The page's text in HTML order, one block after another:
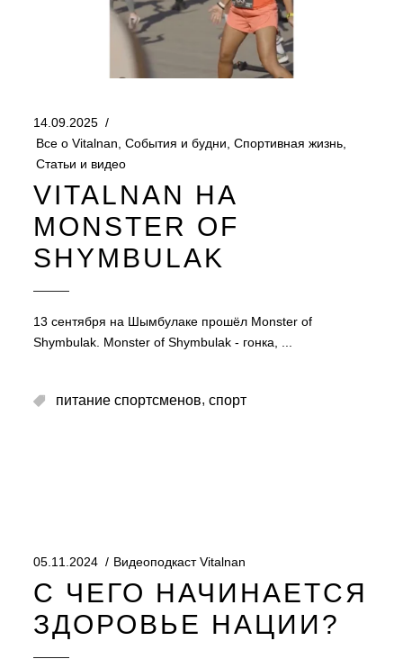
14.09.2025
Все о Vitalnan, События и будни, Спортивная жизнь,
Статьи и видео
VITALNAN НА
MONSTER OF
SHYMBULAK
13 сентября на Шымбулаке прошёл Monster of
Shymbulak. Monster of Shymbulak - гонка,
питание спортсменов, спорт
05.11.2024 Видеоподкаст Vitalnan
С ЧЕГО НАЧИНАЕТСЯ
ЗДОРОВЬЕ НАЦИИ?